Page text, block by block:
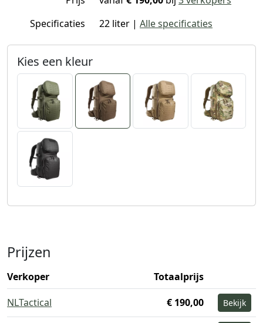
Specificaties
22 liter | Alle specificaties
Kies een kleur
Prijzen
Verkoper
Totaalprijs
NLTactical
€ 190,00 Bekijk